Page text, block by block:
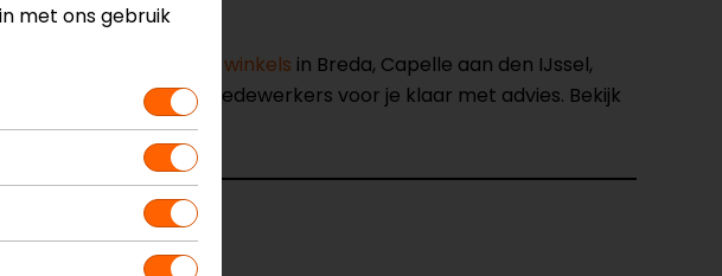
onze winkels in Breda, Capelle aan den IJssel,
staan onze verkoopmedewerkers voor je klaar met advies. Bekijk
met ons gebruik